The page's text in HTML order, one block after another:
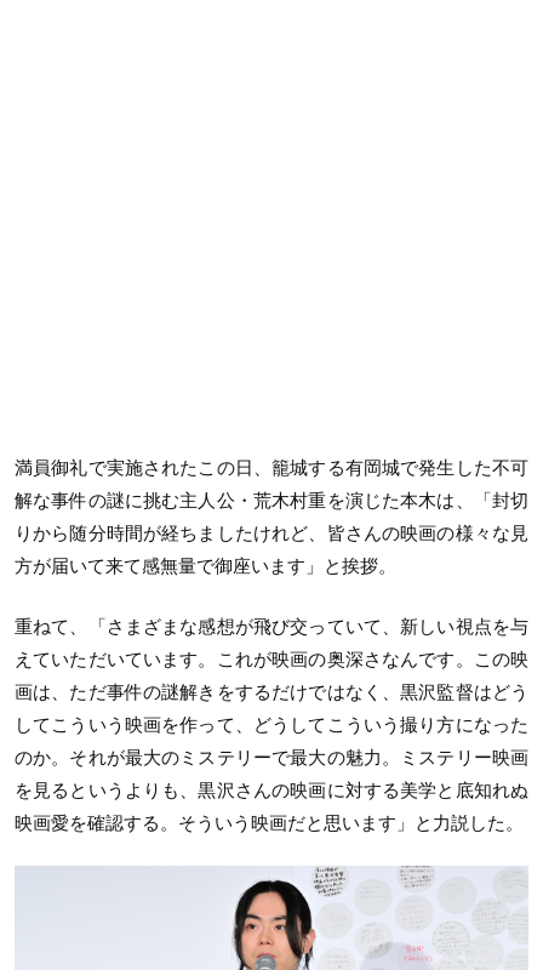
満員御礼で実施されたこの日、籠城する有岡城で発生した不可
解な事件の謎に挑む主人公・荒木村重を演じた本木は、「封切
りから随分時間が経ちましたけれど、皆さんの映画の様々な見
方が届いて来て感無量で御座います」と挨拶。
重ねて、「さまざまな感想が飛び交っていて、新しい視点を与
えていただいています。これが映画の奥深さなんです。この映
画は、ただ事件の謎解きをするだけではなく、黒沢監督はどう
してこういう映画を作って、どうしてこういう撮り方になった
のか。それが最大のミステリーで最大の魅力。ミステリー映画
を見るというよりも、黒沢さんの映画に対する美学と底知れぬ
映画愛を確認する。そういう映画だと思います」と力説した。